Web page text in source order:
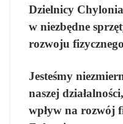
Dzielnicy
w niezbędne
rozwoju
Jesteśmy
naszej
wpływ na rozwój